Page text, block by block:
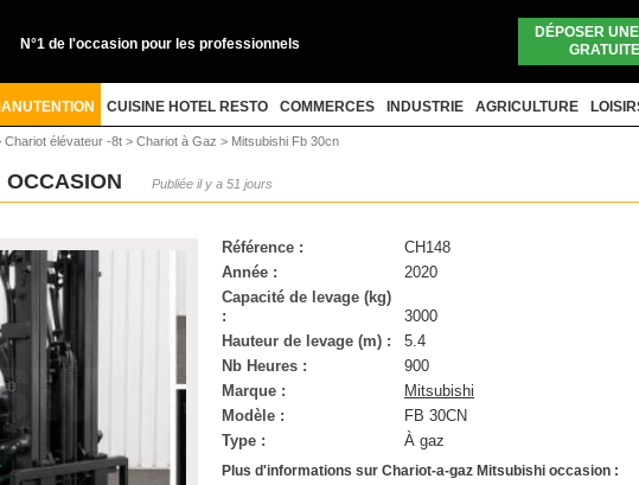
N°1 de l'occasion pour les professionnels
DÉPOSER
CUISINE HOTEL RESTO COMMERCES INDUSTRIE AGRICULTURE
Chariot élévateur -8t > Chariot à Gaz > Mitsubishi Fb 30cn
OCCASION Publiée il y a 51 jours
Référence :
CH148
Année :
2020
Capacité de levage (kg)
:
3000
Hauteur de levage (m) :
5.4
Nb Heures :
900
Marque :
Mitsubishi
Modèle :
FB 30CN
Type :
À gaz
Plus d'informations sur Chariot-a-gaz Mitsubishi occasion :